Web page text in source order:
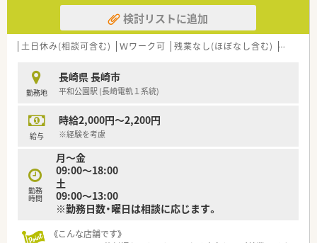
検討リストに追加
土日休み(相談可含む) Ｗワーク可 残業なし(ほぼなし含む) 車通勤
勤務地
長崎県 長崎市
平和公園駅 (長崎電軌１系統)
給与
時給2,000円～2,200円
※経験を考慮
勤務
時間
月～金
09:00～18:00
土
09:00～13:00
※勤務日数・曜日は相談に応じます。
《こんな店舗です》